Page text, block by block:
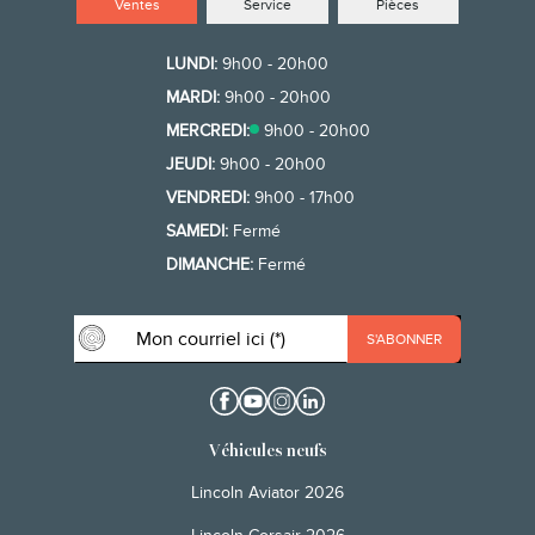
Ventes Service Pièces
LUNDI: 9h00 - 20h00
MARDI: 9h00 - 20h00
MERCREDI:
9h00 - 20h00
JEUDI: 9h00 - 20h00
VENDREDI: 9h00 - 17h00
SAMEDI: Fermé
DIMANCHE: Fermé
Véhicules neufs
Lincoln Aviator 2026